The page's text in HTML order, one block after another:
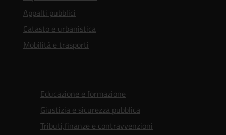
Appalti pubblici
Catasto e urbanistica
Mobilità e trasporti
Educazione e formazione
Giustizia e sicurezza pubblica
Tributi,finanze e contravvenzioni